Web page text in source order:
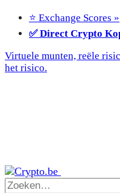
⭐ Exchange Scores »
✅ Direct Crypto
Virtuele munten, reële
het risico.